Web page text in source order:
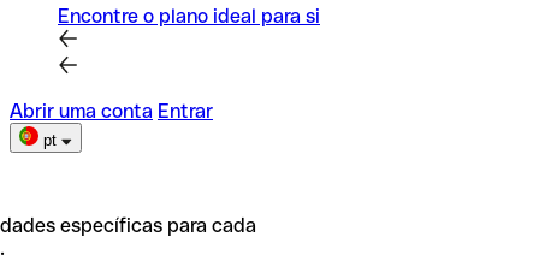
Encontre o plano ideal para si
Abrir uma conta Entrar
pt
específicas para cada